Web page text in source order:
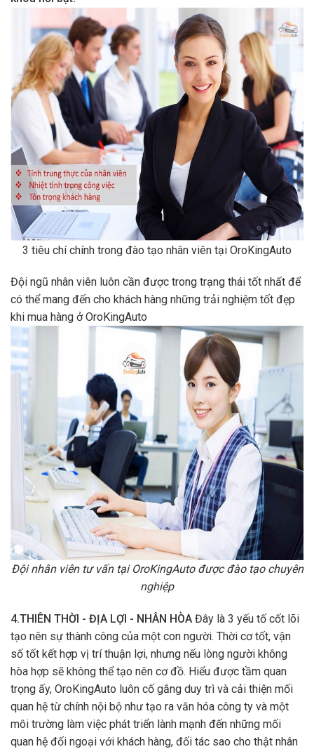
3 tiêu chí chính trong đào tạo nhân viên tại OroKingAuto
Đội ngũ nhân viên luôn cần được trong trạng thái tốt nhất để
có thể mang đến cho khách hàng những trải nghiệm tốt đẹp
khi mua hàng ở OroKingAuto
Đội nhân viên tư vấn tại OroKingAuto được đào tạo chuyên
nghiệp
4.THIÊN THỜI - ĐỊA LỢI - NHÂN HÒA Đây là 3 yếu tố cốt lõi
tạo nên sự thành công của một con người. Thời cơ tốt, vận
số tốt kết hợp vị trí thuận lợi, nhưng nếu lòng người không
hòa hợp sẽ không thể tạo nên cơ đồ. Hiểu được tầm quan
trọng ấy, OroKingAuto luôn cố gắng duy trì và cải thiện mối
quan hệ từ chính nội bộ như tạo ra văn hóa công ty và một
môi trường làm việc phát triển lành mạnh đến những mối
quan hệ đối ngoại với khách hàng, đối tác sao cho thật nhân